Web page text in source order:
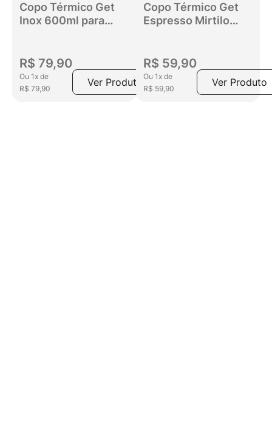
Copo Térmico Get
Inox 600ml para
Rosa Claro
R$ 79,90
Ou 1x de
R$ 79,90
Ver Produto
Copo Térmico Get
Espresso Mirtilo
R$ 59,90
Ou 1x de
R$ 59,90
Ver Produto